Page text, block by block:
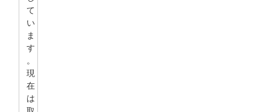
て
い
ま
す
。
現
在
は